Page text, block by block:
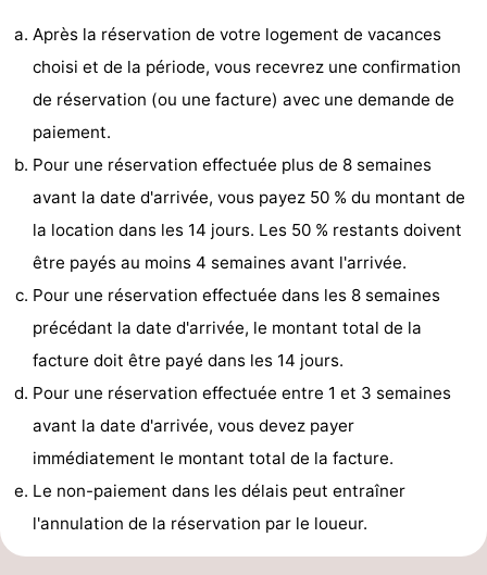
d'intérêt
Musées
Églises
Moulins
Points
vue
Attractions
Croisières
-
Fermes
Terrains
-
Après la réservation de votre logement de vacances
choisi et de la période, vous recevrez une confirmation
de réservation (ou une facture) avec une demande de
paiement.
Pour une réservation effectuée plus de 8 semaines
avant la date d'arrivée, vous payez 50 % du montant de
la location dans les 14 jours. Les 50 % restants doivent
être payés au moins 4 semaines avant l'arrivée.
Pour une réservation effectuée dans les 8 semaines
précédant la date d'arrivée, le montant total de la
facture doit être payé dans les 14 jours.
Pour une réservation effectuée entre 1 et 3 semaines
avant la date d'arrivée, vous devez payer
immédiatement le montant total de la facture.
Le non-paiement dans les délais peut entraîner
l'annulation de la réservation par le loueur.